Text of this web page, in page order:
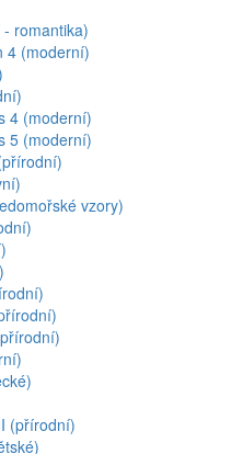
romantika)
4 (moderní)
4 (moderní)
5 (moderní)
vzory)
(přírodní)